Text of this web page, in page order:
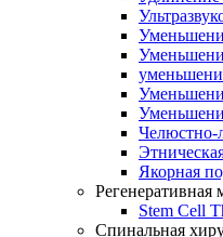
Челюстно-
Якорная
Регенеративная
Stem Cell
Спинальная